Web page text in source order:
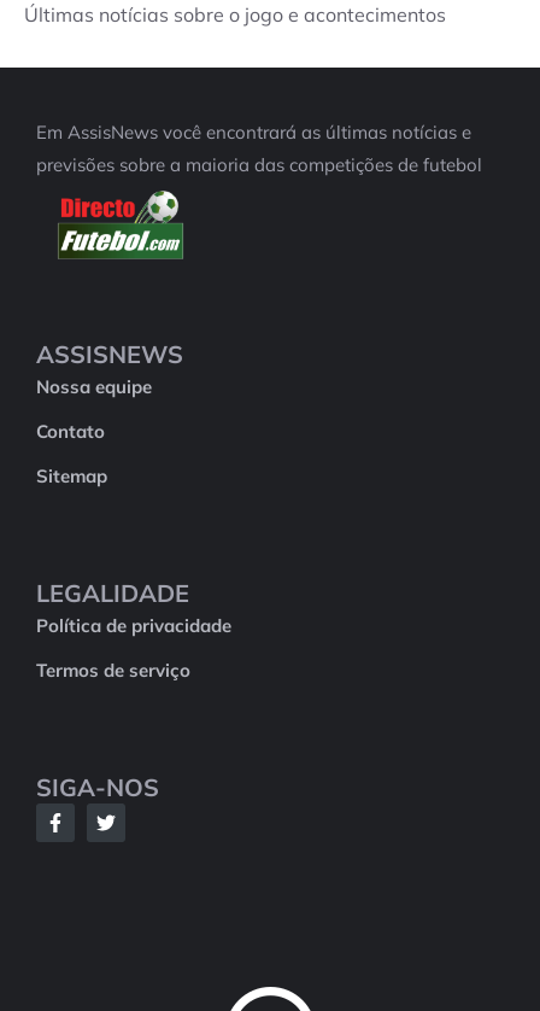
Últimas notícias sobre o jogo e acontecimentos
Em AssisNews você encontrará as últimas notícias e
previsões sobre a maioria das competições de futebol
ASSISNEWS
Nossa equipe
Contato
Sitemap
LEGALIDADE
Política de privacidade
Termos de serviço
SIGA-NOS